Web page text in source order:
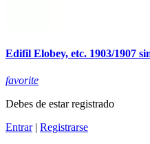
Edifil Elobey, etc. 1903/1907
favorite
Debes de estar registrado
Entrar| Registrarse